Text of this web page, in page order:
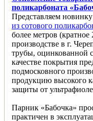
поликарбоната
Представляем
из сотового
более метров
производстве в г.
трубы, оцинкованной
качестве покрытия
подмосковного
продукцию высокого
защиты от
Парник «Бабочка»
практичен в